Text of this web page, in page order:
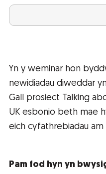
Yn y weminar hon
newidiadau diweddar
Gall prosiect Talking
UK esbonio beth mae
eich cyfathrebiadau am
Pam fod hyn yn